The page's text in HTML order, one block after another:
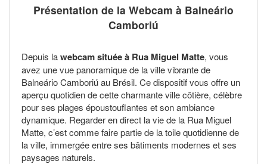
Présentation de la Webcam à Balneário
Camboriú
Depuis lawebcam située à Rua Miguel Matte, vous
avez une vue panoramique de la ville vibrante de
Balneário Camboriú au Brésil. Ce dispositif vous offre un
aperçu quotidien de cette charmante ville côtière, célèbre
pour ses plages époustouflantes et son ambiance
dynamique. Regarder en direct la vie de la Rua Miguel
Matte, c’est comme faire partie de la toile quotidienne de
la ville, immergée entre ses bâtiments modernes et ses
paysages naturels.